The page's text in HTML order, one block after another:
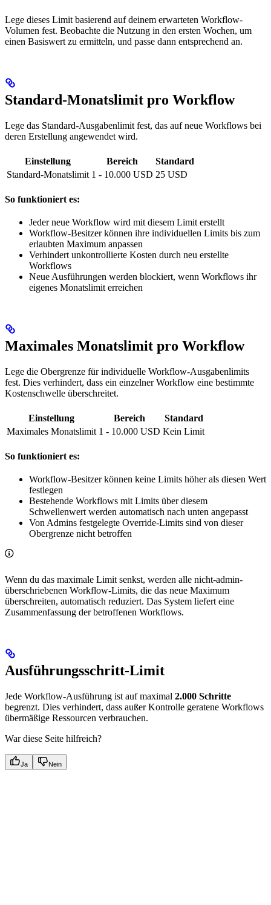
Lege dieses Limit basierend auf deinem erwarteten Workflow-
Volumen fest. Beobachte die Nutzung in den ersten Wochen, um
einen Basiswert zu ermitteln, und passe dann entsprechend an.
Standard-Monatslimit pro Workflow
Lege das Standard-Ausgabenlimit fest, das auf neue Workflows bei
deren Erstellung angewendet wird.
Einstellung Bereich
Standard
Standard-Monatslimit 1 - 10.000 USD 25 USD
So funktioniert es:
Jeder neue Workflow wird mit diesem Limit erstellt
Workflow-Besitzer können ihre individuellen Limits bis zum
erlaubten Maximum anpassen
Verhindert unkontrollierte Kosten durch neu erstellte
Workflows
Neue Ausführungen werden blockiert, wenn Workflows ihr
eigenes Monatslimit erreichen
Maximales Monatslimit pro Workflow
Lege die Obergrenze für individuelle Workflow-Ausgabenlimits
fest. Dies verhindert, dass ein einzelner Workflow eine bestimmte
Kostenschwelle überschreitet.
Einstellung Bereich
Standard
Maximales Monatslimit 1 - 10.000 USD Kein Limit
So funktioniert es:
Workflow-Besitzer können keine Limits höher als diesen Wert
festlegen
Bestehende Workflows mit Limits über diesem
Schwellenwert werden automatisch nach unten angepasst
Von Admins festgelegte Override-Limits sind von dieser
Obergrenze nicht betroffen
Wenn du das maximale Limit senkst, werden alle nicht-admin-
überschriebenen Workflow-Limits, die das neue Maximum
überschreiten, automatisch reduziert. Das System liefert eine
Zusammenfassung der betroffenen Workflows.
Ausführungsschritt-Limit
Jede Workflow-Ausführung ist auf maximal 2.000 Schritte
begrenzt. Dies verhindert, dass außer Kontrolle geratene Workflows
übermäßige Ressourcen verbrauchen.
War diese Seite hilfreich?
Ja Nein